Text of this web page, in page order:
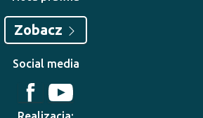
Zobacz
Social media